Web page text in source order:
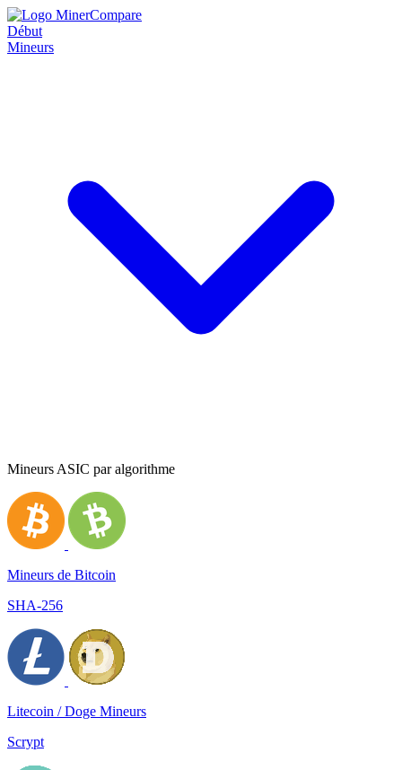
Début
Mineurs
Mineurs ASIC par algorithme
Mineurs de Bitcoin
SHA-256
Litecoin / Doge Mineurs
Scrypt